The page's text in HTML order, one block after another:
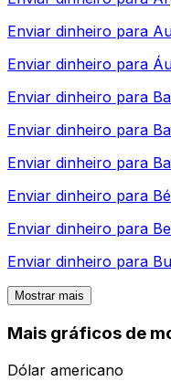
Enviar dinheiro para
Enviar dinheiro para
Enviar dinheiro para
Enviar dinheiro para
Enviar dinheiro para
Enviar dinheiro para
Enviar dinheiro para
Enviar dinheiro para
Mostrar mais
Mais gráficos de
Dólar americano